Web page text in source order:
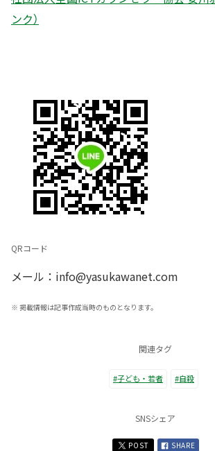
ンク）
QRコード
メール：info@yasukawanet.com
※ 掲載情報は記事作成当時のものとなります。
関連タグ
#子ども・若者 #自殺
SNSシェア
POST SHARE